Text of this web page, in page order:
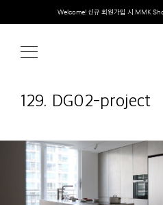
content
취향대로 완성하는 커스텀 아일랜
129. DG02-project